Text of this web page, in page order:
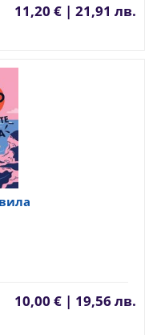
11,20 € | 21,91 лв.
10,00 € | 19,56 лв.